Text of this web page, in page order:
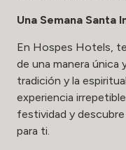
Una Semana Santa
En Hospes Hotels,
de una manera única
tradición y la
experiencia
festividad y
para ti.